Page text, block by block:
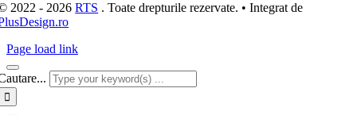
2022 - 2026RTS . Toate drepturile rezervate. • Integrat de
Page load link